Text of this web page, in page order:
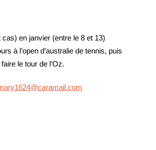
cas) en janvier (entre le 8 et 13)
à l’open d’australie de tennis, puis
le tour de l’Oz.